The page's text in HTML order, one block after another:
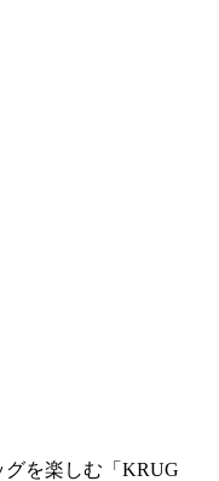
を楽しむ「KRUG